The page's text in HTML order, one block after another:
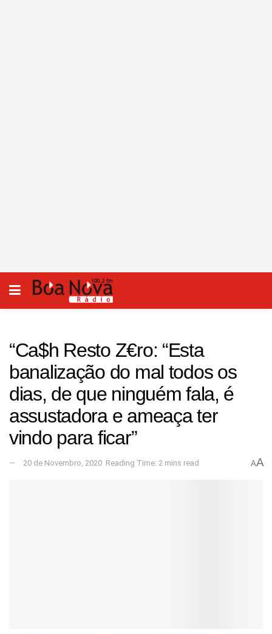
“Ca$h Resto Z€ro: “Esta
banalização do mal todos os
dias, de que ninguém fala, é
assustadora e ameaça ter
vindo para ficar”
20 de Novembro, 2020 Reading Time: 2 mins read AA